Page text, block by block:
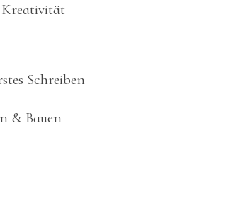
Schreiben
& Bauen